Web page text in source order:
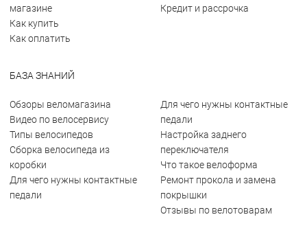
магазине
Как купить
Как оплатить
Кредит и рассрочка
БАЗА ЗНАНИЙ
Обзоры веломагазина
Видео по велосервису
Типы велосипедов
Сборка велосипеда из
коробки
Для чего нужны контактные
педали
Для чего нужны контактные
педали
Настройка заднего
переключателя
Что такое велоформа
Ремонт прокола и замена
покрышки
Отзывы по велотоварам